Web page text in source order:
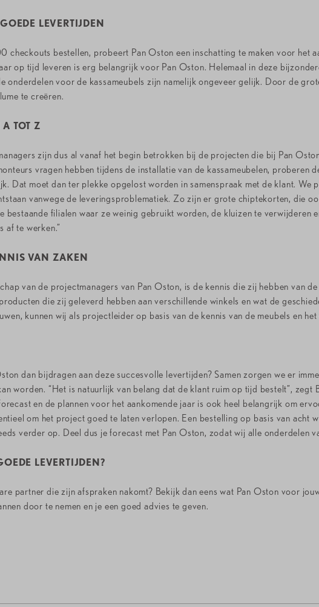
LEVERTIJDEN
bestellen, probeert Pan Oston een inschatting te maken voor het
op tijd leveren is erg belangrijk voor Pan Oston. Helemaal in deze
onderdelen voor de kassameubels zijn namelijk ongeveer gelijk. Door de
te creëren.
TOT Z
zijn dus al vanaf het begin betrokken bij de projecten die bij Pan
vragen hebben tijdens de installatie van de kassameubelen, proberen
Dat moet dan ter plekke opgelost worden in samenspraak met de klant.
vanwege de leveringsproblematiek. Zo zijn er grote chiptekorten, die
bestaande filialen waar ze weinig gebruikt worden, de kluizen te verwijderen
af te werken.”
VAN ZAKEN
van de projectmanagers van Pan Oston, is de kennis die zij hebben van
die zij geleverd hebben aan verschillende winkels en wat de
kunnen wij als projectleider op basis van de kennis van de meubels en
dan bijdragen aan deze succesvolle levertijden? Samen zorgen we er
worden. “Het is natuurlijk van belang dat de klant ruim op tijd bestelt”,
en de plannen voor het aankomende jaar is ook heel belangrijk om
om het project goed te laten verlopen. Een bestelling op basis van acht
verder op. Deel dus je forecast met Pan Oston, zodat wij alle onderdelen
LEVERTIJDEN?
partner die zijn afspraken nakomt? Bekijk dan eens wat Pan Oston voor
door te nemen en je een goed advies te geven.